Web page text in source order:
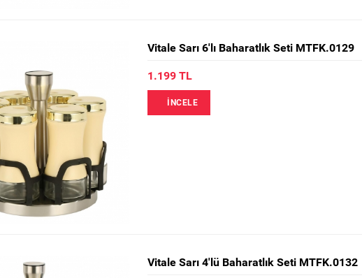
Vitale Sarı 6'lı Baharatlık Seti MTFK.0129
1.199 TL
İNCELE
Vitale Sarı 4'lü Baharatlık Seti MTFK.0132